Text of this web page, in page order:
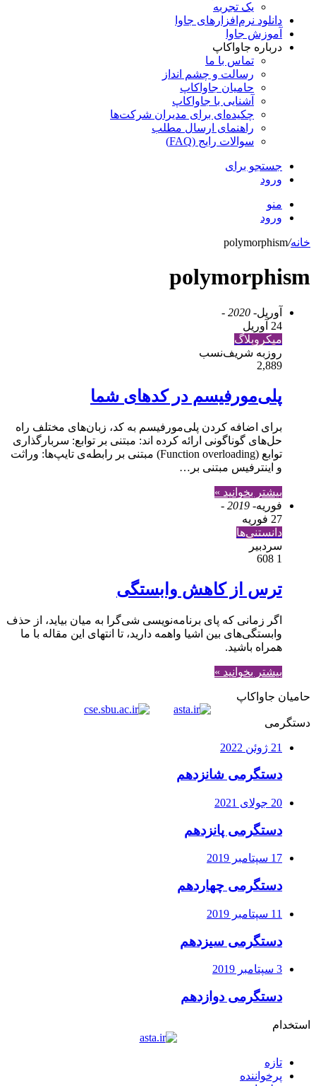
یک تجربه
دانلود نرم‌افزارهای جاوا
آموزش جاوا
درباره جاواکاپ
تماس با ما
رسالت و چشم انداز
حامیان جاواکاپ
آشنایی با جاواکاپ
چکیده‌ای برای مدیران شرکت‌ها
راهنمای ارسال مطلب
سوالات رایج (FAQ)
جستجو برای
ورود
منو
ورود
خانه/
polymorphism
polymorphism
آوریل- 2020 -
24 آوریل
میکروبلاگ
روزبه شریف‌نسب
2,889
پلی‌مورفیسم در کدهای شما
برای اضافه کردن پلی‌مورفیسم به کد، زبان‌های مختلف راه
حل‌های گوناگونی ارائه کرده اند: مبتنی بر توابع: سربارگذاری
توابع (Function overloading) مبتنی بر رابطه‌ی تایپ‌ها: وراثت
و اینترفیس مبتنی بر…
بیشتر بخوانید »
فوریه- 2019 -
27 فوریه
دانستنی‌ها
سردبیر
1
ترس از کاهش وابستگی
اگر زمانی که پای برنامه‌نویسی شی‌گرا به میان بیاید، از حذف
وابستگی‌های بین اشیا واهمه دارید، تا انتهای این مقاله با ما
همراه باشید.
بیشتر بخوانید »
حامیان جاواکاپ
دستگرمی
21 ژوئن 2022
دستگرمی شانزدهم
20 جولای 2021
دستگرمی پانزدهم
17 سپتامبر 2019
دستگرمی چهاردهم
11 سپتامبر 2019
دستگرمی سیزدهم
3 سپتامبر 2019
دستگرمی دوازدهم
استخدام
تازه
پرخواننده